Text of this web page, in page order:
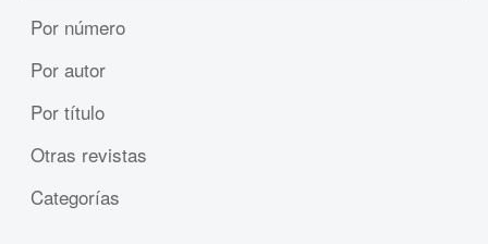
Por número
Por autor
Por título
Otras revistas
Categorías